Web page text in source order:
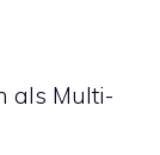
als Multi-